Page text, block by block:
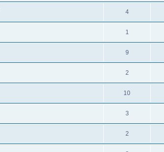
4
1
9
2
10
3
2